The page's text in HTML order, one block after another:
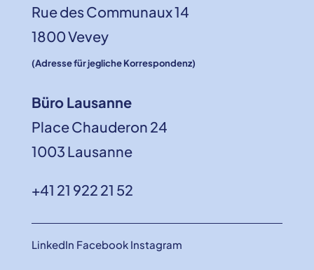
Rue des Communaux 14
1800 Vevey
(Adresse für jegliche Korrespondenz)
Büro Lausanne
Place Chauderon 24
1003 Lausanne
+41 21 922 21 52
LinkedIn Facebook Instagram